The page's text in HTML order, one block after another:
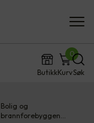
ButikkKurv
0
Søk
Bolig og
brannforebyggen…